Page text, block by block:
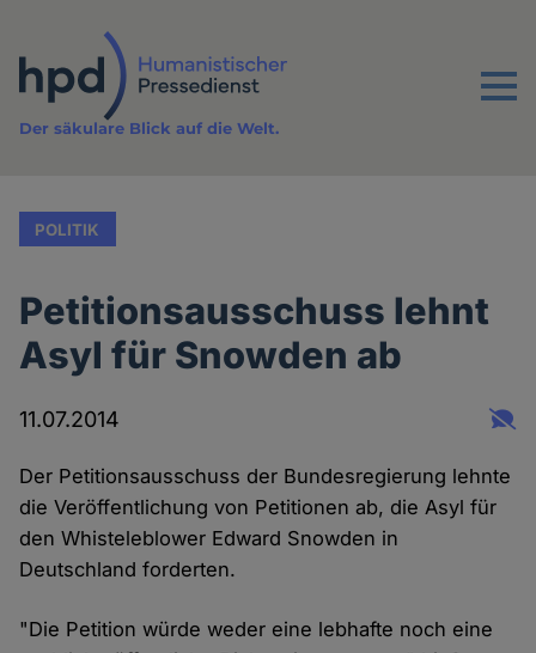
Inhalt
Menu
Der säkulare Blick auf die Welt.
POLITIK
Petitionsausschuss lehnt
Asyl für Snowden ab
11.07.2014
Der Petitionsausschuss der Bundesregierung lehnte
die Veröffentlichung von Petitionen ab, die Asyl für
den Whisteleblower Edward Snowden in
Deutschland forderten.
"Die Petition würde weder eine lebhafte noch eine